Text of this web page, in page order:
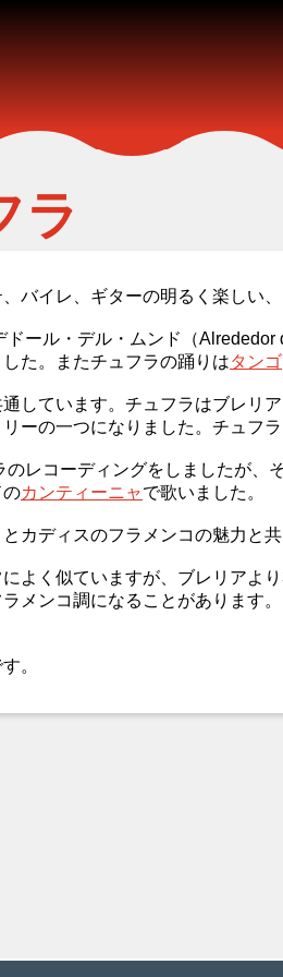
ラ
バイレ、ギターの明るく楽しい
ール・デル・ムンド（
た。またチュフラの踊りはタンゴ
しています。チュフラはブレリ
ーの一つになりました。チュフ
レコーディングをしましたが
のカンティーニャで歌いました。
カディスのフラメンコの魅力と
よく似ていますが、ブレリアよ
メンコ調になることがあります
。